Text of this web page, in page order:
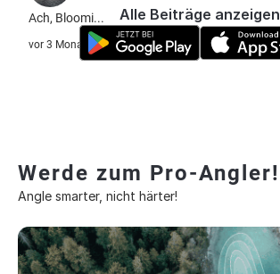
Ach, Bloomi...
vor 3 Monate
Alle Beiträge anzeigen
Werde zum Pro-Angler!
Angle smarter, nicht härter!